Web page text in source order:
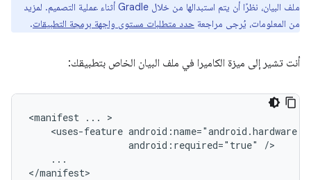
ملف البيان، نظرًا أن يتم استبدالها من خلال Gradle أثناء عملية التصميم. لمزيد
من المعلومات، يُرجى مراجعة حدد متطلبات مستوى واجهة برمجة التطبيقات.
أنت تشير إلى ميزة الكاميرا في ملف البيان الخاص بتطبيقك:
<manifest ...
<uses-feature
android:required="true"
...
</manifest>